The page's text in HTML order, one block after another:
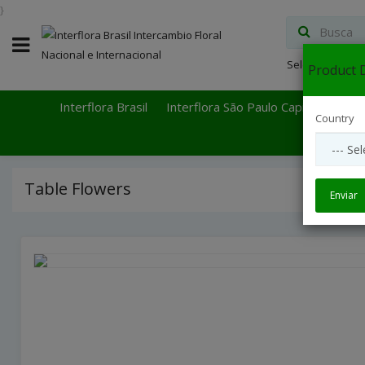
Select
Interflora Brasil Interflora São Paulo Capital
Table Flowers
}
Product
Country
Enviar